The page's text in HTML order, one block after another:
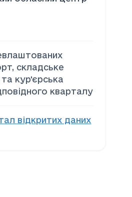
складське
кур'єрська
кварталу
відкритих даних